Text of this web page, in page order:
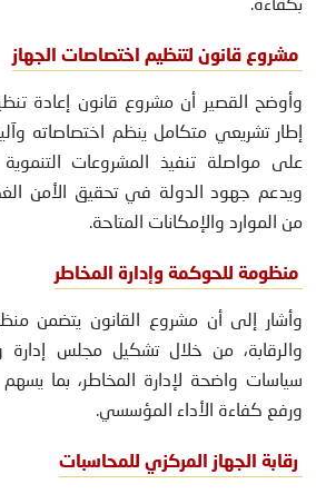
بكفاءة.
مشروع قانون لتنظيم اختصاصات الجهاز
وأوضح القصير أن مشروع قانون إعادة
إطار تشريعي متكامل ينظم اختصاصاته
على مواصلة تنفيذ المشروعات التنموية
ويدعم جهود الدولة في تحقيق الأمن
من الموارد والإمكانات المتاحة.
منظومة للحوكمة وإدارة المخاطر
وأشار إلى أن مشروع القانون يتضمن
والرقابة، من خلال تشكيل مجلس
سياسات واضحة لإدارة المخاطر، بما
ورفع كفاءة الأداء المؤسسي.
رقابة الجهاز المركزي للمحاسبات